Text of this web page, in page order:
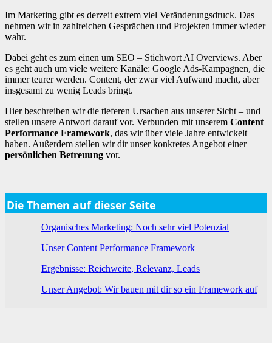
Im Marketing gibt es derzeit extrem viel Veränderungsdruck. Das
nehmen wir in zahlreichen Gesprächen und Projekten immer wieder
wahr.
Dabei geht es zum einen um SEO – Stichwort AI Overviews. Aber
es geht auch um viele weitere Kanäle: Google Ads-Kampagnen, die
immer teurer werden. Content, der zwar viel Aufwand macht, aber
insgesamt zu wenig Leads bringt.
Hier beschreiben wir die tieferen Ursachen aus unserer Sicht – und
stellen unsere Antwort darauf vor. Verbunden mit unserem Content
Performance Framework, das wir über viele Jahre entwickelt
haben. Außerdem stellen wir dir unser konkretes Angebot einer
persönlichen Betreuung vor.
Die Themen auf dieser Seite
Organisches Marketing: Noch sehr viel Potenzial
Unser Content Performance Framework
Ergebnisse: Reichweite, Relevanz, Leads
Unser Angebot: Wir bauen mit dir so ein Framework auf